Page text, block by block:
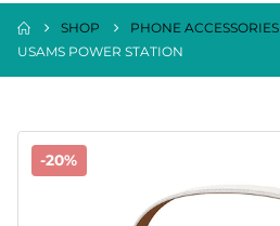
SHOP
PHONE ACCESSORIES
USAMS POWER STATION
-20%